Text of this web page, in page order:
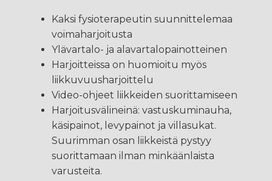
Kaksi fysioterapeutin suunnittelemaa
voimaharjoitusta
Ylävartalo- ja alavartalopainotteinen
Harjoitteissa on huomioitu myös
liikkuvuusharjoittelu
Video-ohjeet liikkeiden suorittamiseen
Harjoitusvälineinä: vastuskuminauha,
käsipainot, levypainot ja villasukat.
Suurimman osan liikkeistä pystyy
suorittamaan ilman minkäänlaista
varusteita.